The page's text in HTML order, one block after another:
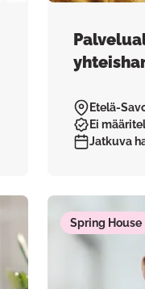
Etelä-
Ei
Jatkuva
Spring House